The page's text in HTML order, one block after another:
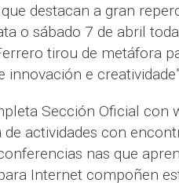
destacan a gran
o sábado 7 de abril
tirou de metáfora
innovación e creatividade”
Sección Oficial con
de actividades con
nas que
Internet compoñen